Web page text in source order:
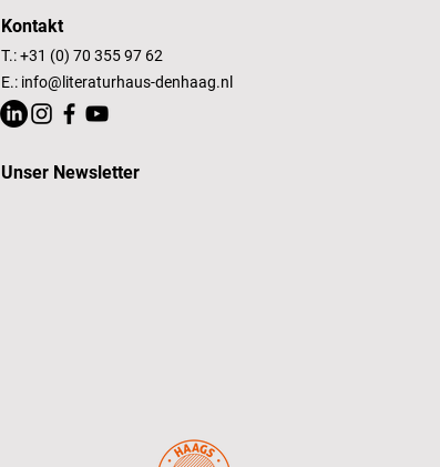
Kontakt
T.: +31 (0) 70 355 97 62
E.: info@literaturhaus-denhaag.nl
Unser Newsletter